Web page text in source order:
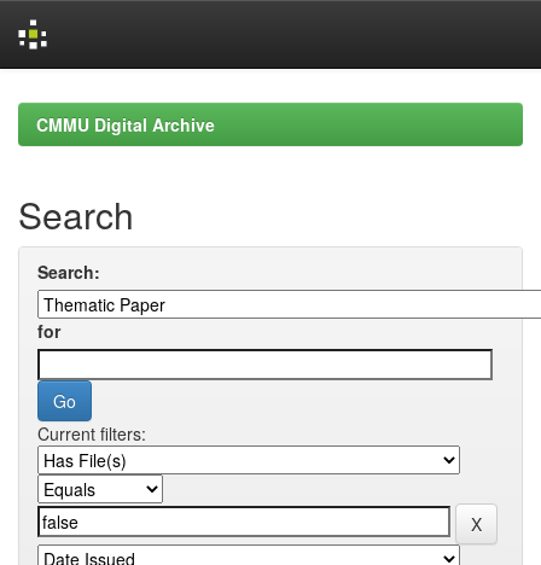
navigationCMMU Digital Archive
Search
Search:
for
Current filters: